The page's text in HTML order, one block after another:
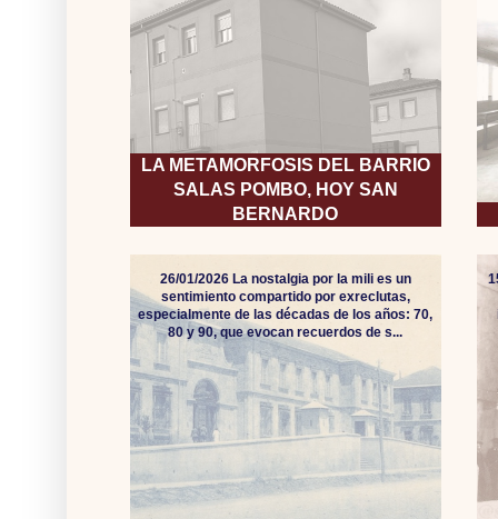
LA METAMORFOSIS DEL BARRIO
SALAS POMBO, HOY SAN
BERNARDO
26/01/2026 La nostalgia por la mili es un
sentimiento compartido por exreclutas,
especialmente de las décadas de los años: 70,
80 y 90, que evocan recuerdos de s...